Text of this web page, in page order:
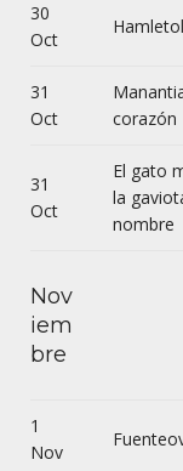
30
Oct
31
Oct
corazón
31
Oct
El gato
la
nombre
Nov
iem
bre
1
Nov